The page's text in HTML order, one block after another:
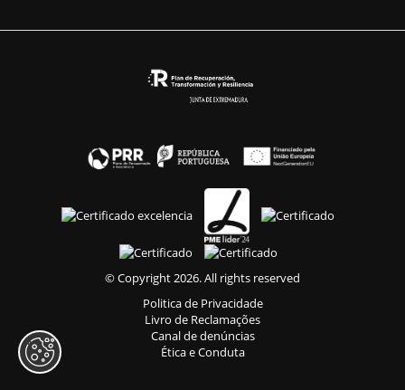
© Copyright 2026. All rights reserved
Politica de Privacidade
Livro de Reclamações
Canal de denúncias
Ética e Conduta